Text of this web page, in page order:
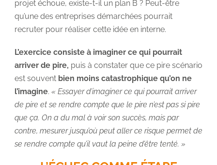
projet échoue, existe-t-il un plan B ? Peut-être
qu’une des entreprises démarchées pourrait
recruter pour réaliser cette idée en interne.
L’exercice consiste à imaginer ce qui pourrait
arriver de pire, puis à constater que ce pire scénario
est souvent bien moins catastrophique qu’on ne
l’imagine. « Essayer d’imaginer ce qui pourrait arriver
de pire et se rendre compte que le pire n’est pas si pire
que ça. On a du mal à voir son succès, mais par
contre, mesurer jusqu’où peut aller ce risque permet de
se rendre compte qu’il vaut la peine d’être tenté. »